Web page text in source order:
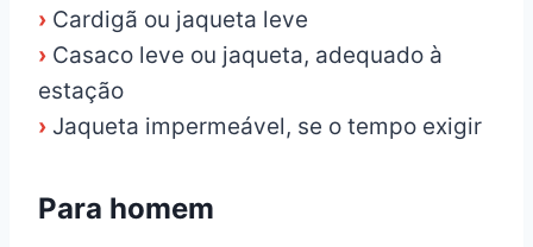
› Cardigã ou jaqueta leve
› Casaco leve ou jaqueta, adequado à
estação
› Jaqueta impermeável, se o tempo exigir
Para homem